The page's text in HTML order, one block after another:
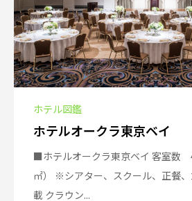
ホテル図鑑
ホテルオークラ東京ベイ
■ホテルオークラ東京ベイ 客室数
㎡） ※シアター、スクール、正餐
載 クラウン...